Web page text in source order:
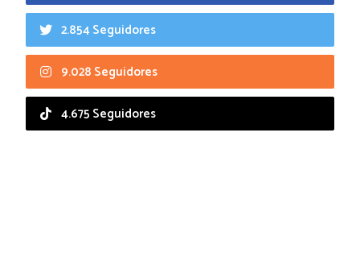
2.854 Seguidores
9.028 Seguidores
4.675 Seguidores